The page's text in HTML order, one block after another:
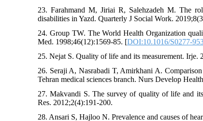
23. Farahmand M, Jiriai R, Salehzadeh M. The
disabilities in Yazd. Quarterly J Social Work.
24. Group TW. The World Health Organization
Med. 1998;46(12):1569-85. [DOI:10.1016/S0277-
25. Nejat S. Quality of life and its measurement. Irje.
26. Seraji A, Nasrabadi T, Amirkhani A.
Tehran medical sciences branch. Nurs Develop
27. Makvandi S. The survey of quality of life and
Res. 2012;2(4):191-200.
28. Ansari S, Hajloo N. Prevalence and causes of